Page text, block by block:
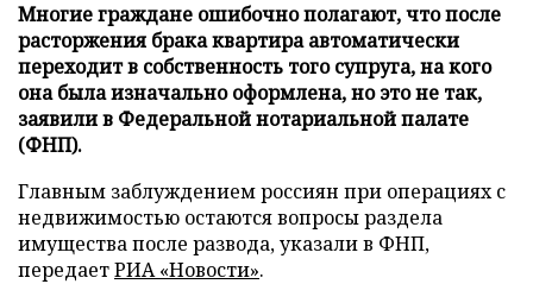
Многие граждане ошибочно полагают, что после
расторжения брака квартира автоматически
переходит в собственность того супруга, на кого
она была изначально оформлена, но это не так,
заявили в Федеральной нотариальной палате
(ФНП).
Главным заблуждением россиян при операциях с
недвижимостью остаются вопросы раздела
имущества после развода, указали в ФНП,
передаетРИА «Новости».